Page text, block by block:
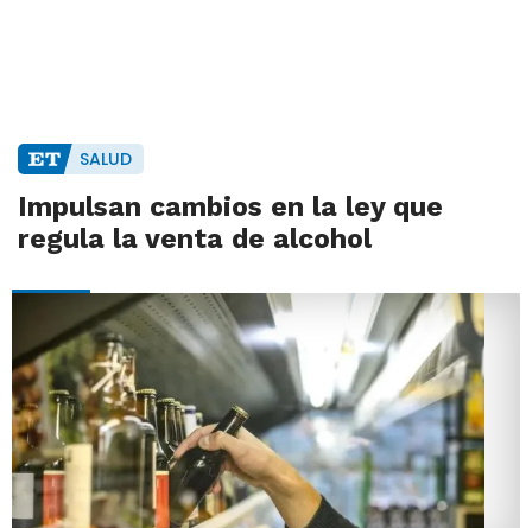
SALUD
Impulsan cambios en la ley que
regula la venta de alcohol